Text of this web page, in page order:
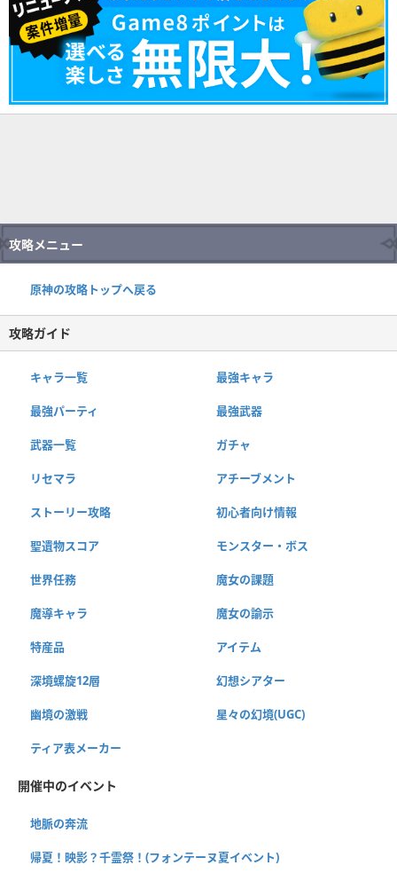
攻略メニュー
原神の攻略トップへ戻る
攻略ガイド
キャラ一覧 最強キャラ
最強パーティ 最強武器
武器一覧 ガチャ
リセマラ アチーブメント
ストーリー攻略 初心者向け情報
聖遺物スコア モンスター・ボス
世界任務 魔女の課題
魔導キャラ 魔女の諭示
特産品 アイテム
深境螺旋12層 幻想シアター
幽境の激戦 星々の幻境(UGC)
ティア表メーカー
開催中のイベント
地脈の奔流
帰夏！映影？千霊祭！(フォンテーヌ夏イベント)